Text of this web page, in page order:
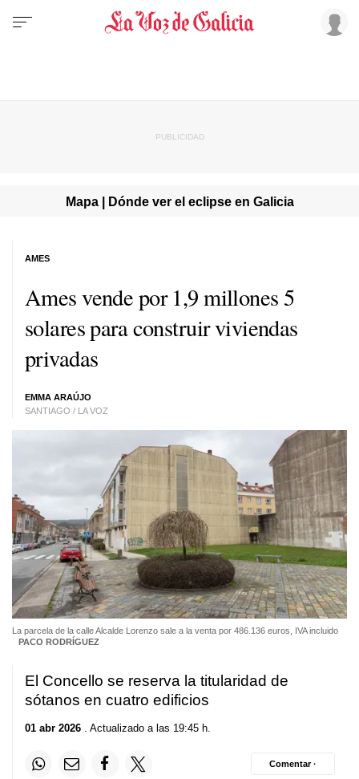
Mapa | Dónde ver el eclipse en Galicia
Ames vende por 1,9 millones 5
solares para construir viviendas
privadas
EMMA ARAÚJO
SANTIAGO / LA VOZ
AMES
La parcela de la calle Alcalde Lorenzo sale a la venta por 486.136 euros, IVA incluido
PACO RODRÍGUEZ
El Concello se reserva la titularidad de
sótanos en cuatro edificios
01 abr 2026 . Actualizado a las 19:45 h.
Comentar ·